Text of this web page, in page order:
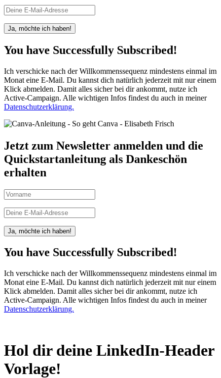
Ja, möchte ich haben!
You have Successfully Subscribed!
Ich verschicke nach der Willkommenssequenz mindestens einmal im
Monat eine E-Mail. Du kannst dich natürlich jederzeit mit nur einem
Klick abmelden. Damit alles sicher bei dir ankommt, nutze ich
Active-Campaign. Alle wichtigen Infos findest du auch in meiner
Datenschutzerklärung.
Jetzt zum Newsletter anmelden und die
Quickstartanleitung als Dankeschön
erhalten
Ja, möchte ich haben!
You have Successfully Subscribed!
Ich verschicke nach der Willkommenssequenz mindestens einmal im
Monat eine E-Mail. Du kannst dich natürlich jederzeit mit nur einem
Klick abmelden. Damit alles sicher bei dir ankommt, nutze ich
Active-Campaign. Alle wichtigen Infos findest du auch in meiner
Datenschutzerklärung.
Hol dir deine LinkedIn-Header
Vorlage!